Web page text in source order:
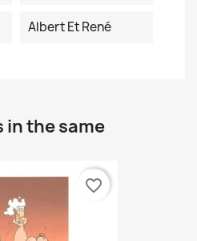
Albert Et René
the same
favorite_border